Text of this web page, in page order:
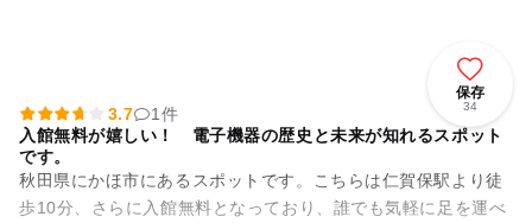
保存
34
3.7
1件
入館無料が嬉しい！ 電子機器の歴史と未来が知れるスポット
です。
秋田県にかほ市にあるスポットです。こちらは仁賀保駅より徒
歩10分、さらに入館無料となっており、誰でも気軽に足を運べ